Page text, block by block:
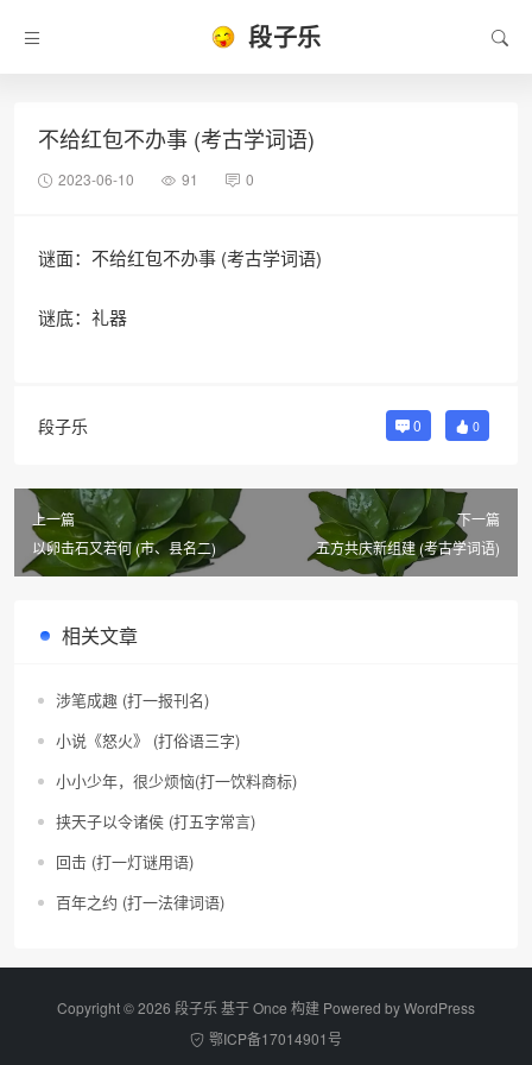
段子乐
不给红包不办事 (考古学词语)
2023-06-10 91 0
谜面：不给红包不办事 (考古学词语)
谜底：礼器
段子乐 0 0
上一篇
以卵击石又若何 (市、县名二)
下一篇
五方共庆新组建 (考古学词语)
相关文章
涉笔成趣 (打一报刊名)
小说《怒火》 (打俗语三字)
小小少年，很少烦恼(打一饮料商标)
挟天子以令诸侯 (打五字常言)
回击 (打一灯谜用语)
百年之约 (打一法律词语)
Copyright © 2026 段子乐 基于 Once 构建 Powered byWordPress
鄂ICP备17014901号